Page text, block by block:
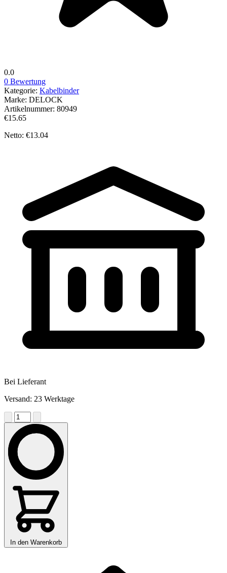
0.0
0 Bewertung
Kategorie: Kabelbinder
Marke: DELOCK
Artikelnummer: 80949
€15.65
Netto: €13.04
Bei Lieferant
Versand: 23 Werktage
In den Warenkorb